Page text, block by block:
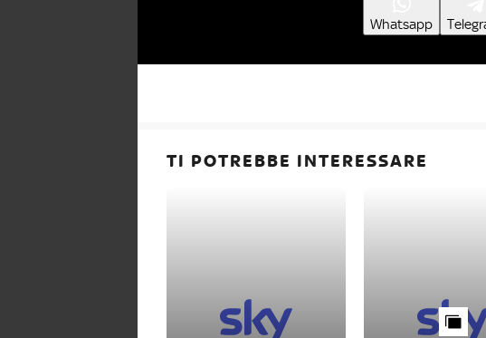
Whatsapp
TI POTREBBE INTERESSARE